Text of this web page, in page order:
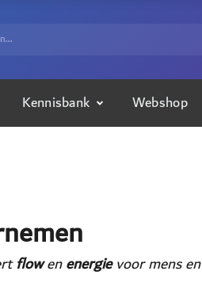
Kennisbank Webshop
flowenenergievoor mens